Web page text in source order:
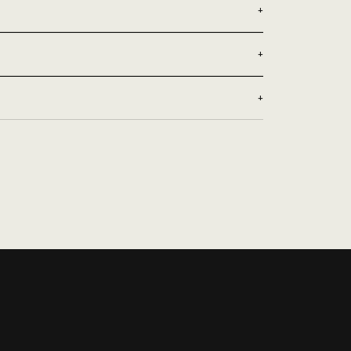
+
+
+